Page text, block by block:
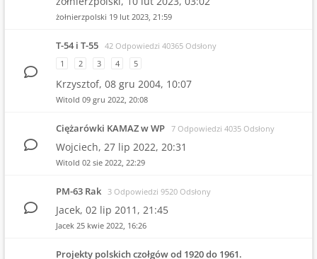
żołnierzpolski 19 lut 2023, 21:59
T-54 i T-55 42 Odpowiedzi 40365 Odsłony
1
2 3 4 5
Krzysztof, 08 gru 2004, 10:07
Witold 09 gru 2022, 20:08
Ciężarówki KAMAZ w WP 7 Odpowiedzi 4035 Odsłony
Wojciech, 27 lip 2022, 20:31
Witold 02 sie 2022, 22:29
PM-63 Rak 3 Odpowiedzi 9520 Odsłony
Jacek, 02 lip 2011, 21:45
Jacek 25 kwie 2022, 16:26
Projekty polskich czołgów od 1920 do 1961.